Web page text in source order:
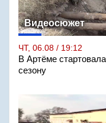
Видеосюжет
ЧТ, 06.08 / 19:12
В Артёме
сезону